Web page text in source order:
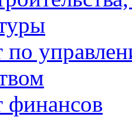
по
финансов